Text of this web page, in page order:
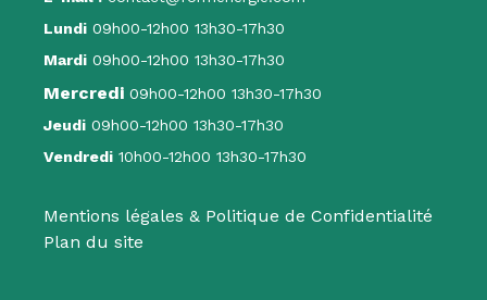
Lundi 09h00-12h00 13h30-17h30
Mardi 09h00-12h00 13h30-17h30
Mercredi 09h00-12h00 13h30-17h30
Jeudi 09h00-12h00 13h30-17h30
Vendredi 10h00-12h00 13h30-17h30
Mentions légales & Politique de Confidentialité
Plan du site